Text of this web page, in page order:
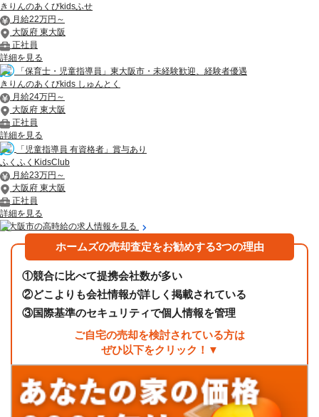
きりんのあくびkidsふせ
月給22万円～
大阪府 東大阪
正社員
詳細を見る
「保育士・児童指導員」東大阪市・未経験歓迎、経験者優遇
きりんのあくびkids しゅんとく
月給24万円～
大阪府 東大阪
正社員
詳細を見る
「児童指導員 有資格者」賞与あり
ふくふくKidsClub
月給23万円～
大阪府 東大阪
正社員
詳細を見る
東大阪市の高時給の求人情報を見る
ホームズの売却査定をお勧めする3つの理由
①競合に比べて提携会社数が多い
②どこよりも会社情報が詳しく掲載されている
③国際基準のセキュリティで個人情報を管理
ご自宅の売却を検討されている方は
ぜひ以下をクリック！▼